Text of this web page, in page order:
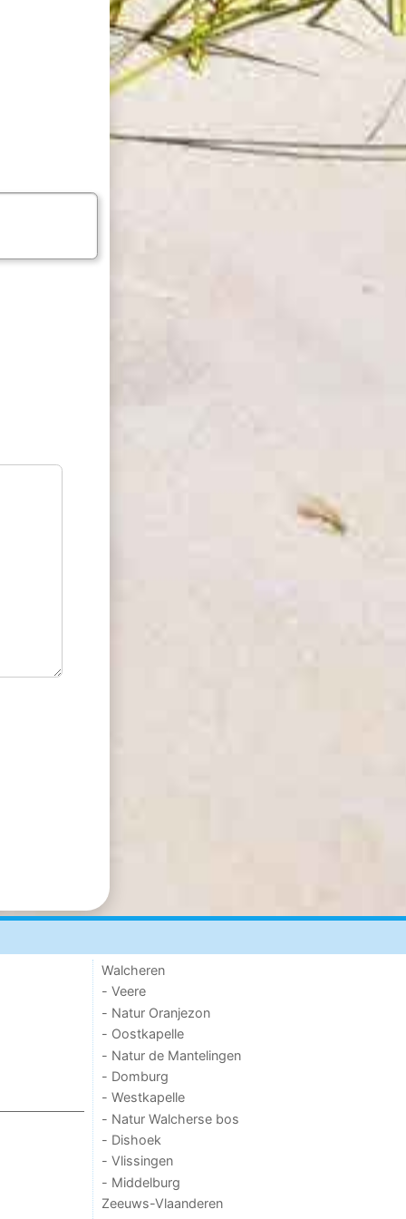
Walcheren
- Veere
- Natur Oranjezon
- Oostkapelle
- Natur de Mantelingen
- Domburg
- Westkapelle
- Natur Walcherse bos
- Dishoek
- Vlissingen
- Middelburg
Zeeuws-Vlaanderen